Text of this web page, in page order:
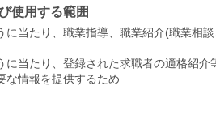
使用する範囲
に当たり、職業指導、職業紹介(職業相
に当たり、登録された求職者の適格紹
な情報を提供するため